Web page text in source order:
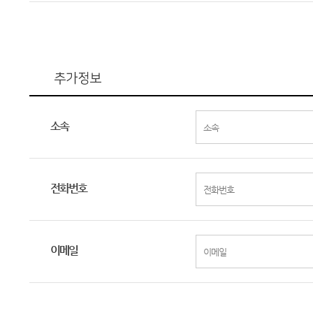
추가정보
소속
전화번호
이메일